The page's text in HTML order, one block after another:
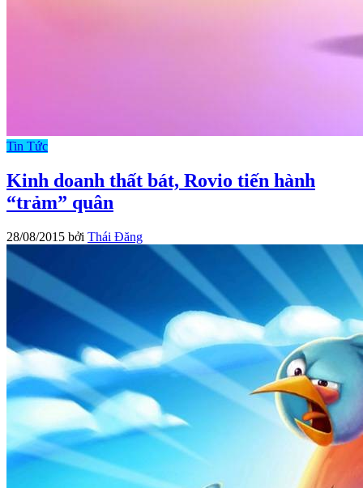
Tin Tức
Kinh doanh thất bát, Rovio tiến hành
“trảm” quân
28/08/2015 bởi Thái Đăng